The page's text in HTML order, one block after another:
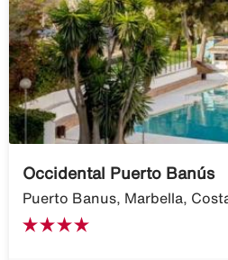
Occidental Puerto Banús
Puerto Banus, Marbella,